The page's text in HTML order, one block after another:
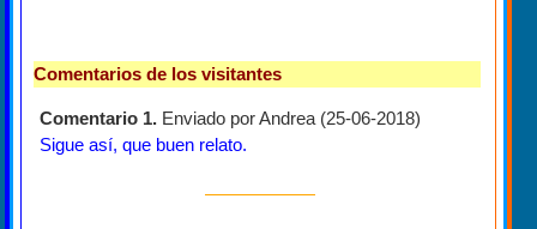
Comentarios de los visitantes
Comentario 1. Enviado por Andrea (25-06-2018)
Sigue así, que buen relato.